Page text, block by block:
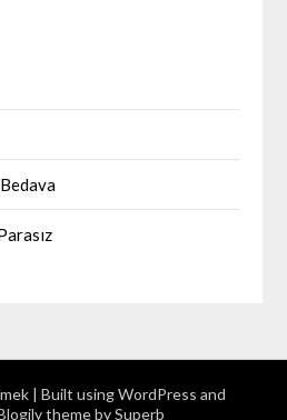
| Built using WordPress and
theme by Superb